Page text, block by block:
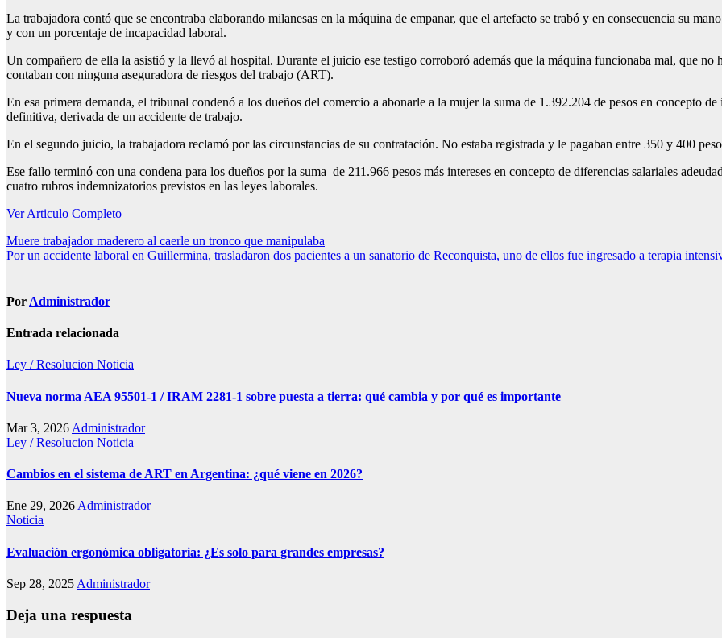
La trabajadora contó que se encontraba elaborando milanesas en la máquina de empanar, que el artefacto se trabó y en consecuencia su
y con un porcentaje de incapacidad laboral.
Un compañero de ella la asistió y la llevó al hospital. Durante el juicio ese testigo corroboró además que la máquina funcionaba mal, que no
contaban con ninguna aseguradora de riesgos del trabajo (ART).
En esa primera demanda, el tribunal condenó a los dueños del comercio a abonarle a la mujer la suma de 1.392.204 de pesos en concepto
definitiva, derivada de un accidente de trabajo.
En el segundo juicio, la trabajadora reclamó por las circunstancias de su contratación. No estaba registrada y le pagaban entre 350 y 400
Ese fallo terminó con una condena para los dueños por la suma de 211.966 pesos más intereses en concepto de diferencias salariales
cuatro rubros indemnizatorios previstos en las leyes laborales.
Ver Articulo Completo
Navegación
de
Muere trabajador maderero al caerle un tronco que manipulaba
Por un accidente laboral en Guillermina, trasladaron dos pacientes a un sanatorio de Reconquista, uno de ellos fue ingresado a terapia
Por Administrador
Entrada relacionada
Ley / Resolucion Noticia
Nueva norma AEA 95501-1 / IRAM 2281-1 sobre puesta a tierra: qué cambia y por qué es importante
Mar 3, 2026 Administrador
Ley / Resolucion Noticia
Cambios en el sistema de ART en Argentina: ¿qué viene en 2026?
Ene 29, 2026Administrador
Noticia
Evaluación ergonómica obligatoria: ¿Es solo para grandes empresas?
Sep 28, 2025 Administrador
Deja una respuesta